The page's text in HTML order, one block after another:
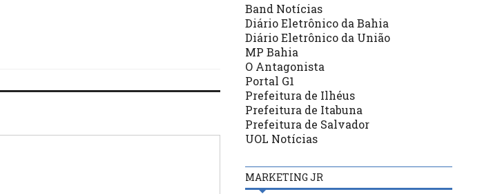
Band Notícias
Diário Eletrônico da Bahia
Diário Eletrônico da União
MP Bahia
O Antagonista
Portal G1
Prefeitura de Ilhéus
Prefeitura de Itabuna
Prefeitura de Salvador
UOL Notícias
MARKETING JR